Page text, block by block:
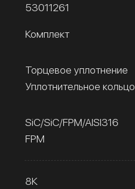
53011261
Комплект
Торцевое уплотнение
Уплотнительное кольцо
SiC/SiC/FPM/AISI316
FPM
8К